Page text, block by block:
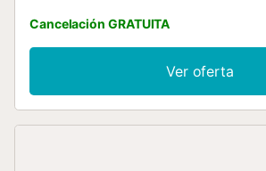
Cancelación GRATUITA
Ver oferta